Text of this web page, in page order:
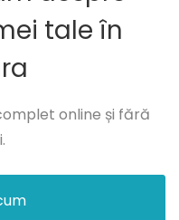
tale în
online și fără